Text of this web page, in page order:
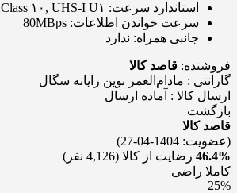
استاندارد سرعت: Class ۱۰, UHS-I U۱
سرعت خواندن اطلاعات: 80MBps
جانبی همراه: ندارد
فروشنده: قاصد کالا
گارانتی : مادام‌العمر نوین رایانه سگال
ارسال کالا : آماده ارسال
بازگشت
قاصد کالا
(عضویت: 1404-04-27)
46.4% رضایت از کالا (4,126 نفر)
کاملا راضی
25%